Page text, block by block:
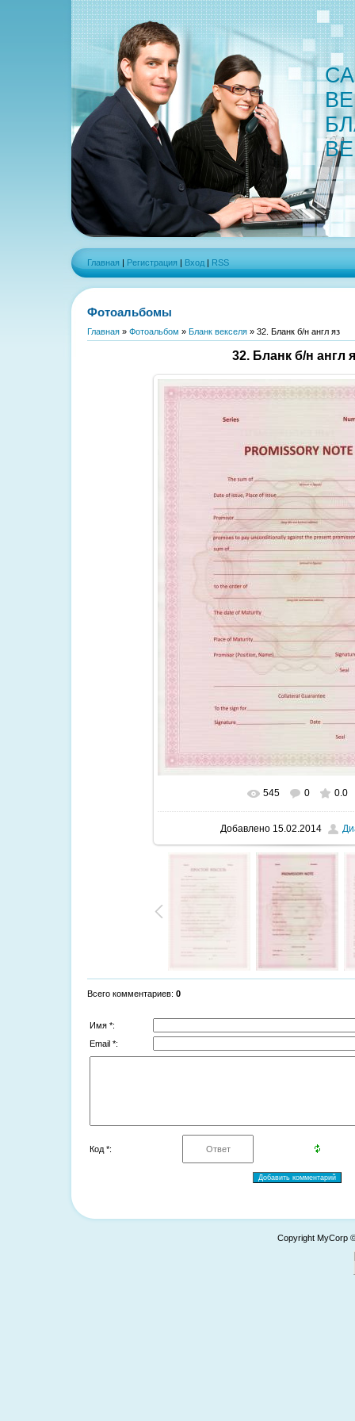
Главная | Регистрация | Вход | RSS
Фотоальбомы
Главная » Фотоальбом » Бланк векселя » 32. Бланк б/н англ яз
32. Бланк б/н англ
В реальном размере
545 0 0.0
Добавлено 15.02.2014
Всего комментариев: 0
Имя *:
Email *:
Код *:
Copyright MyCorp